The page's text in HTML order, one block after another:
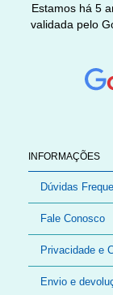
INFORMAÇÕES
Dúvidas
Fale Conosco
Privacidade e
Envio e
Estamos há 5
validada pelo